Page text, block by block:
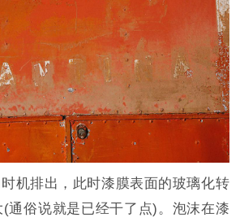
机排出，此时漆膜表面的玻璃化转
通俗说就是已经干了点)。泡沫在漆